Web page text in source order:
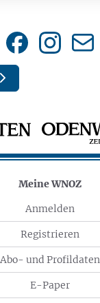
Meine WNOZ
Anmelden
Registrieren
Abo- und Profildaten
E-Paper